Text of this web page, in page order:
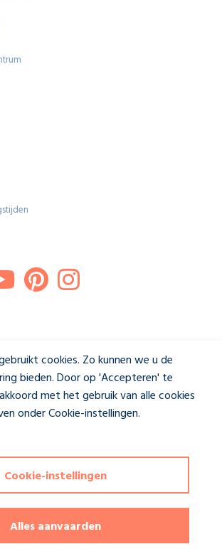
|Cookie-instellingen
servicevoorwaardenvan Google zijn van
reserved Jasno shutters
cookies. Zo kunnen we u de
bieden. Door op 'Accepteren' te
met het gebruik van alle cookies
onder Cookie-instellingen.
Cookie-instellingen
Alles aanvaarden